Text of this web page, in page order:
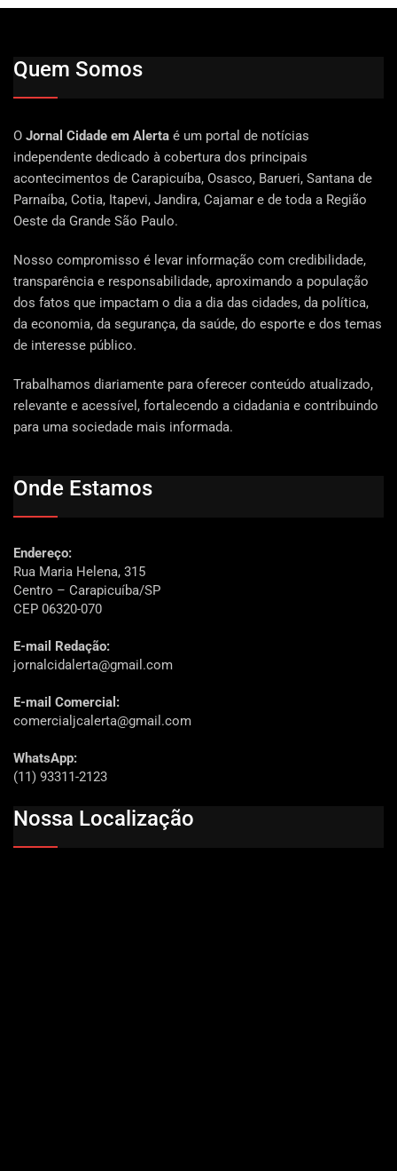
Quem Somos
O Jornal Cidade em Alerta é um portal de notícias
independente dedicado à cobertura dos principais
acontecimentos de Carapicuíba, Osasco, Barueri, Santana de
Parnaíba, Cotia, Itapevi, Jandira, Cajamar e de toda a Região
Oeste da Grande São Paulo.
Nosso compromisso é levar informação com credibilidade,
transparência e responsabilidade, aproximando a população
dos fatos que impactam o dia a dia das cidades, da política,
da economia, da segurança, da saúde, do esporte e dos temas
de interesse público.
Trabalhamos diariamente para oferecer conteúdo atualizado,
relevante e acessível, fortalecendo a cidadania e contribuindo
para uma sociedade mais informada.
Onde Estamos
Endereço:
Rua Maria Helena, 315
Centro – Carapicuíba/SP
CEP 06320-070
E-mail Redação:
jornalcidalerta@gmail.com
E-mail Comercial:
comercialjcalerta@gmail.com
WhatsApp:
(11) 93311-2123
Nossa Localização